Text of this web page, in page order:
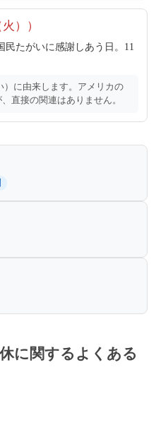
））
たがいに感謝しあう日。11
に由来します。アメリカの
直接の関連はありません。
に関するよくある